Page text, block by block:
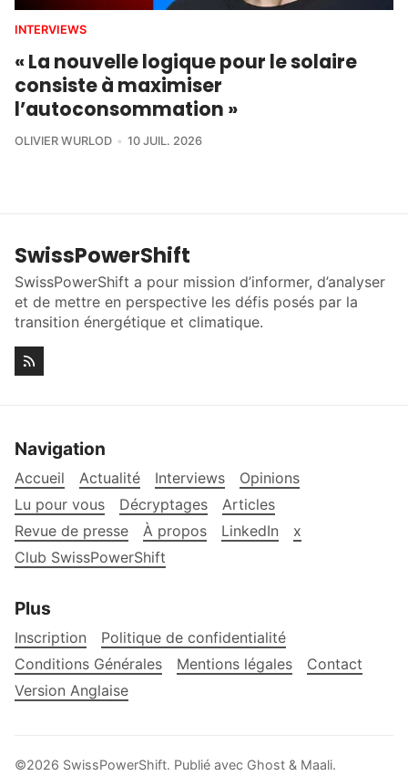
INTERVIEWS
« La nouvelle logique pour le solaire
consiste à maximiser
l’autoconsommation »
OLIVIER WURLOD 10 JUIL. 2026
SwissPowerShift
SwissPowerShift a pour mission d’informer, d’analyser
et de mettre en perspective les défis posés par la
transition énergétique et climatique.
Navigation
Accueil Actualité Interviews
Opinions
Lu pour vous
Décryptages
Articles
Revue de presse
À propos LinkedIn
x
Club SwissPowerShift
Plus
Inscription
Politique de confidentialité
Conditions Générales
Mentions légales
Contact
Version Anglaise
©2026 SwissPowerShift. Publié avec Ghost & Maali.